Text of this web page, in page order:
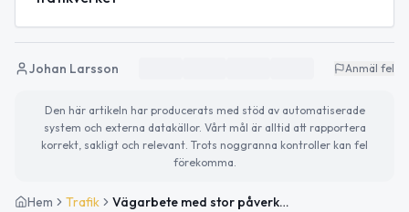
Johan Larsson Anmäl fel
Den här artikeln har producerats med stöd av automatiserade
system och externa datakällor. Vårt mål är alltid att rapportera
korrekt, sakligt och relevant. Trots noggranna kontroller kan fel
förekomma.
Hem Trafik Vägarbete med stor påverkan på väg 17 mellan Eslöv och Fogdarp